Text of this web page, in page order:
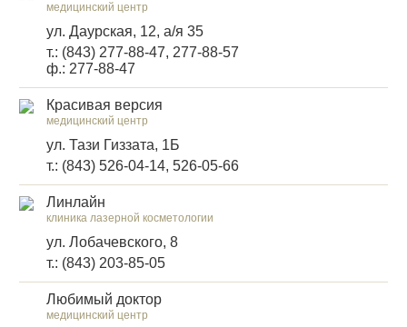
медицинский центр
ул. Даурская, 12, а/я 35
т.: (843) 277-88-47, 277-88-57
ф.: 277-88-47
Красивая версия
медицинский центр
ул. Тази Гиззата, 1Б
т.: (843) 526-04-14, 526-05-66
Линлайн
клиника лазерной косметологии
ул. Лобачевского, 8
т.: (843) 203-85-05
Любимый доктор
медицинский центр